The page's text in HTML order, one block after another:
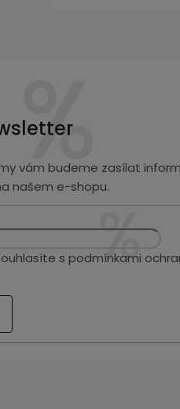
vám budeme zasílat
našem e-shopu.
spodmínkami